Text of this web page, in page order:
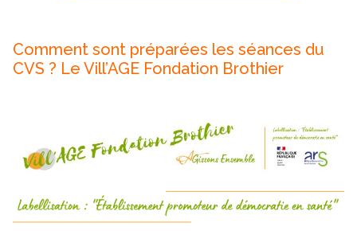
Comment sont préparées les séances du
CVS ? Le Vill’AGE Fondation Brothier